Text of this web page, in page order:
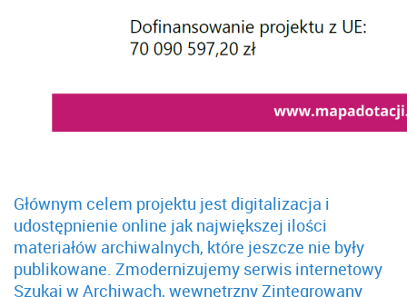
Głównym celem projektu jest digitalizacja i
udostępnienie online jak największej ilości
materiałów archiwalnych, które jeszcze nie były
publikowane. Zmodernizujemy serwis internetowy
Szukaj w Archiwach, wewnętrzny Zintegrowany